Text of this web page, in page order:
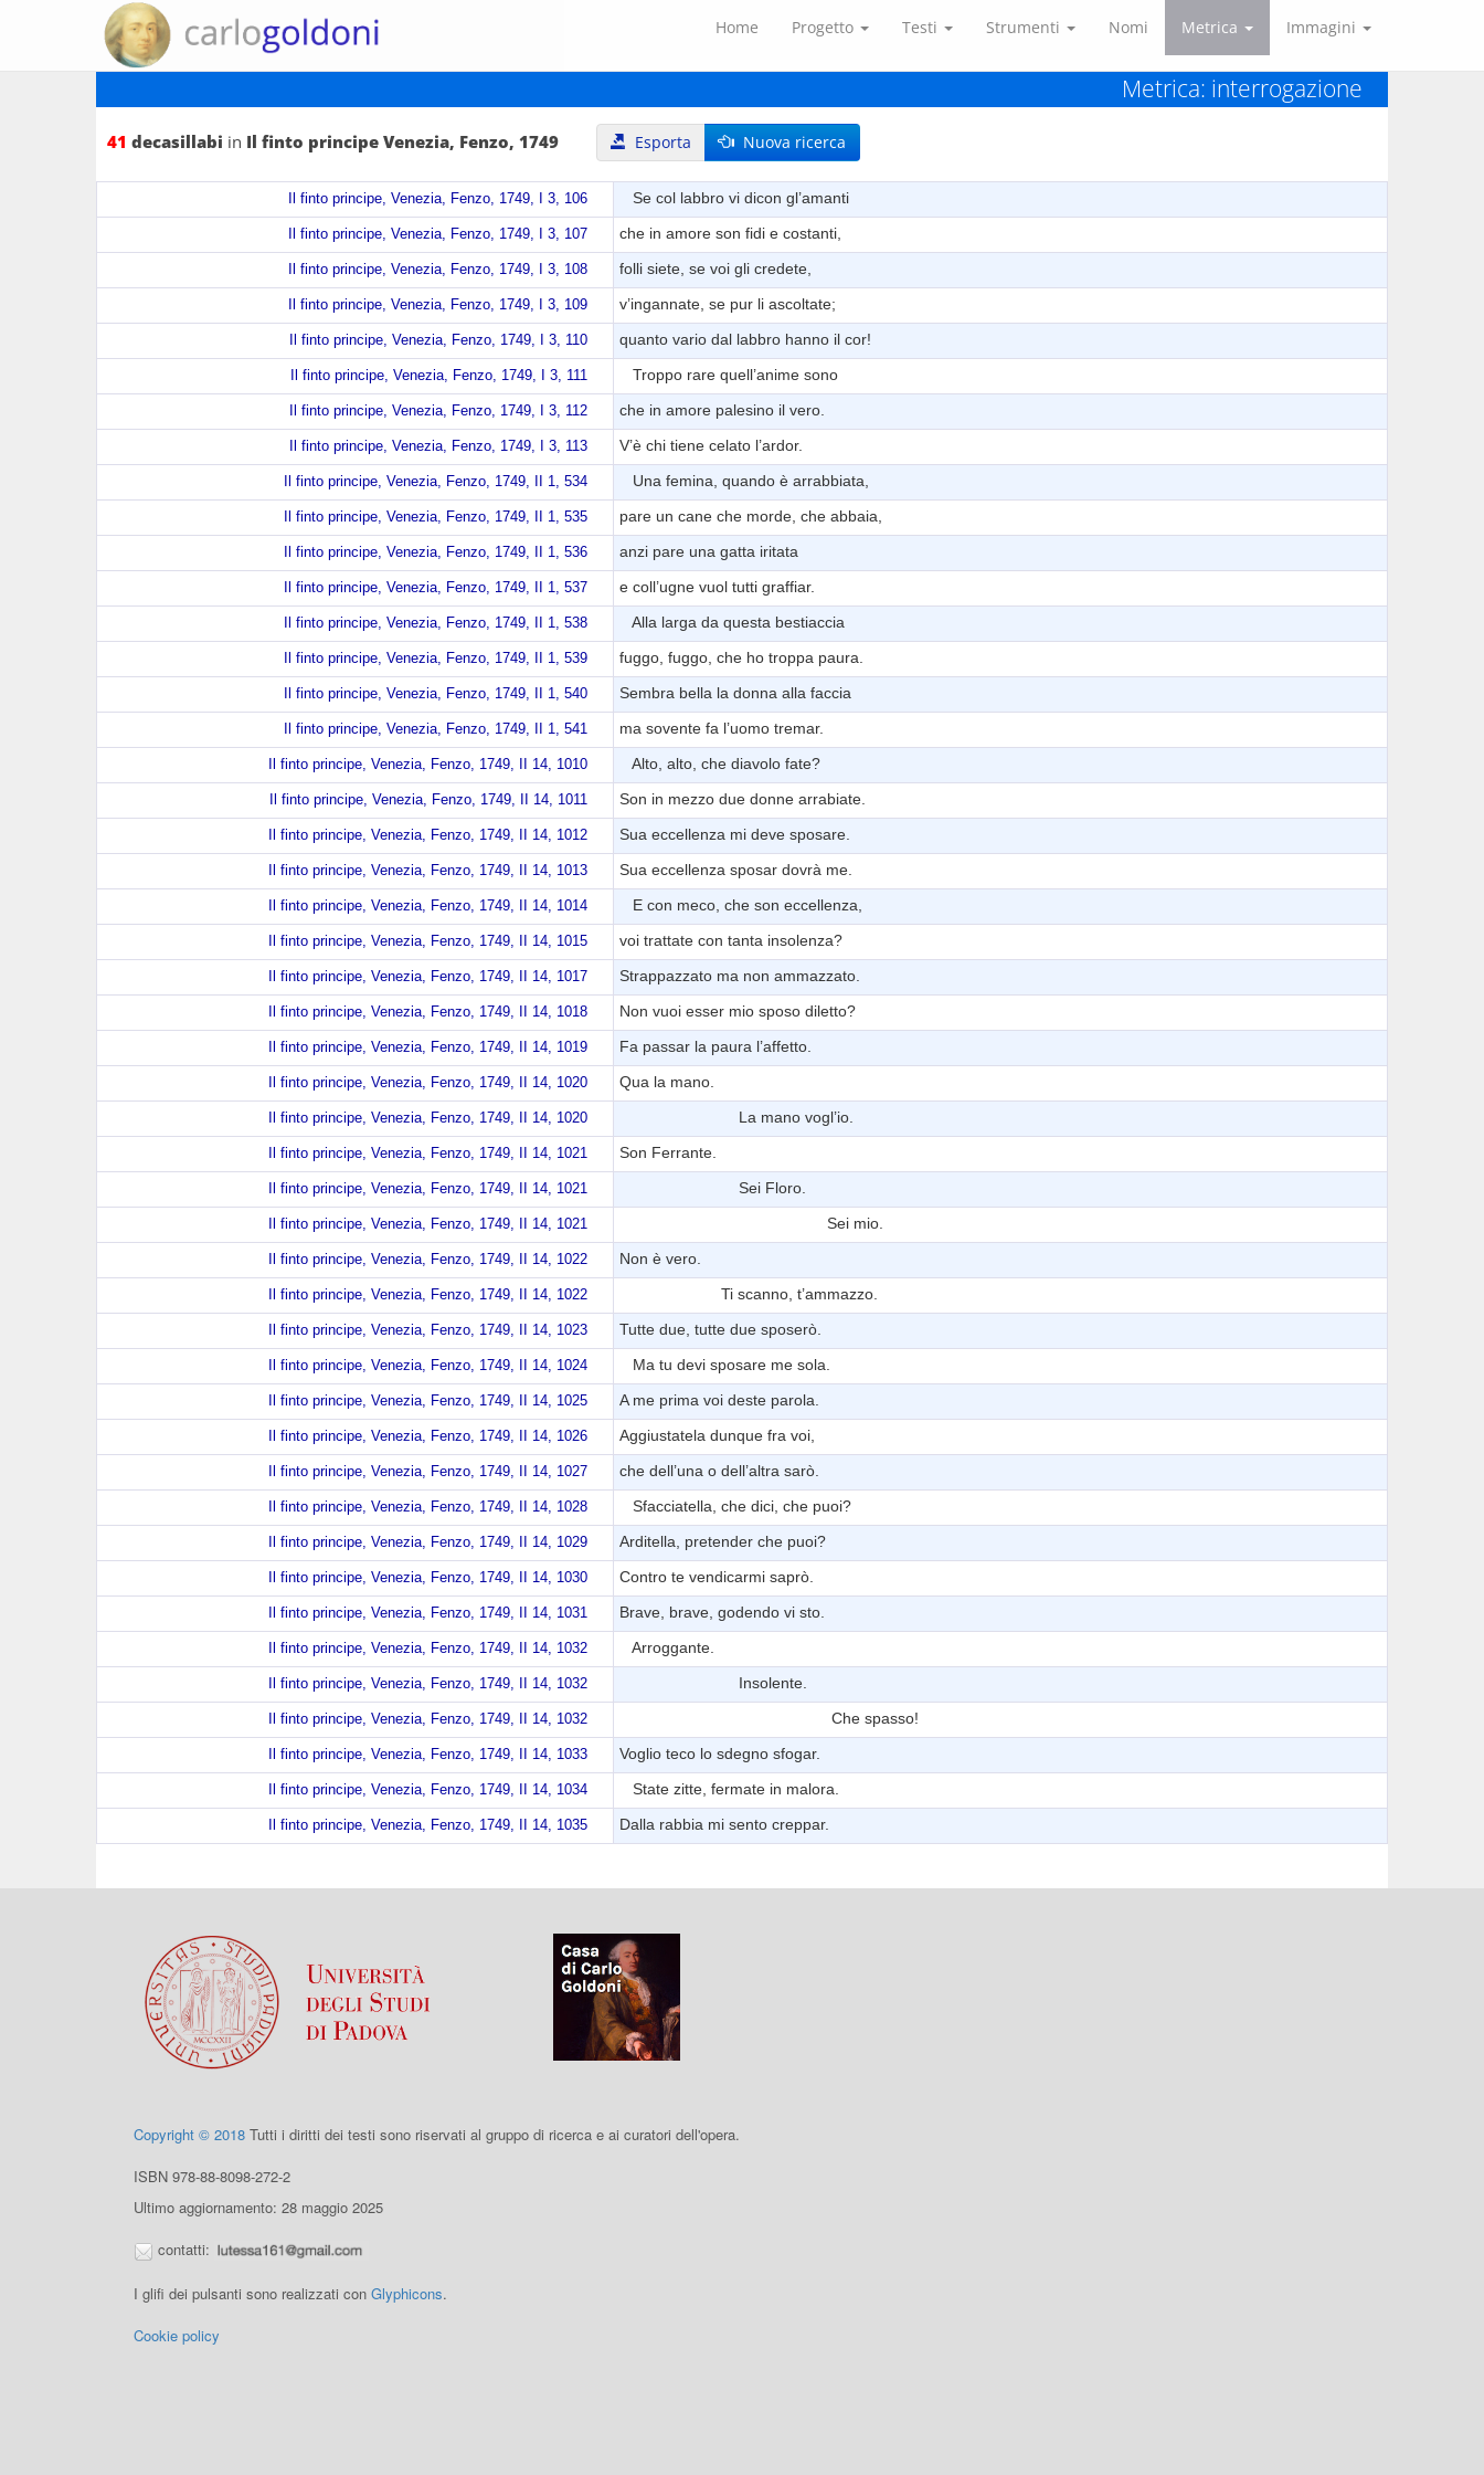
Home Progetto Testi Strumenti Nomi Metrica Immagini
Metrica: interrogazione
41 decasillabi in Il finto principe Venezia, Fenzo, 1749 Esporta Nuova ricerca
Il finto principe, Venezia, Fenzo, 1749, I 3, 106 Se col labbro vi dicon gl’amanti
Il finto principe, Venezia, Fenzo, 1749, I 3, 107 che in amore son fidi e costanti,
Il finto principe, Venezia, Fenzo, 1749, I 3, 108 folli siete, se voi gli credete,
Il finto principe, Venezia, Fenzo, 1749, I 3, 109 v’ingannate, se pur li ascoltate;
Il finto principe, Venezia, Fenzo, 1749, I 3, 110 quanto vario dal labbro hanno il cor!
Il finto principe, Venezia, Fenzo, 1749, I 3, 111 Troppo rare quell’anime sono
Il finto principe, Venezia, Fenzo, 1749, I 3, 112 che in amore palesino il vero.
Il finto principe, Venezia, Fenzo, 1749, I 3, 113 V’è chi tiene celato l’ardor.
Il finto principe, Venezia, Fenzo, 1749, II 1, 534 Una femina, quando è arrabbiata,
Il finto principe, Venezia, Fenzo, 1749, II 1, 535 pare un cane che morde, che abbaia,
Il finto principe, Venezia, Fenzo, 1749, II 1, 536 anzi pare una gatta iritata
Il finto principe, Venezia, Fenzo, 1749, II 1, 537 e coll’ugne vuol tutti graffiar.
Il finto principe, Venezia, Fenzo, 1749, II 1, 538 Alla larga da questa bestiaccia
Il finto principe, Venezia, Fenzo, 1749, II 1, 539 fuggo, fuggo, che ho troppa paura.
Il finto principe, Venezia, Fenzo, 1749, II 1, 540 Sembra bella la donna alla faccia
Il finto principe, Venezia, Fenzo, 1749, II 1, 541 ma sovente fa l’uomo tremar.
Il finto principe, Venezia, Fenzo, 1749, II 14, 1010 Alto, alto, che diavolo fate?
Il finto principe, Venezia, Fenzo, 1749, II 14, 1011 Son in mezzo due donne arrabiate.
Il finto principe, Venezia, Fenzo, 1749, II 14, 1012 Sua eccellenza mi deve sposare.
Il finto principe, Venezia, Fenzo, 1749, II 14, 1013 Sua eccellenza sposar dovrà me.
Il finto principe, Venezia, Fenzo, 1749, II 14, 1014 E con meco, che son eccellenza,
Il finto principe, Venezia, Fenzo, 1749, II 14, 1015 voi trattate con tanta insolenza?
Il finto principe, Venezia, Fenzo, 1749, II 14, 1017 Strappazzato ma non ammazzato.
Il finto principe, Venezia, Fenzo, 1749, II 14, 1018 Non vuoi esser mio sposo diletto?
Il finto principe, Venezia, Fenzo, 1749, II 14, 1019 Fa passar la paura l’affetto.
Il finto principe, Venezia, Fenzo, 1749, II 14, 1020 Qua la mano.
Il finto principe, Venezia, Fenzo, 1749, II 14, 1020 La mano vogl’io.
Il finto principe, Venezia, Fenzo, 1749, II 14, 1021 Son Ferrante.
Il finto principe, Venezia, Fenzo, 1749, II 14, 1021 Sei Floro.
Il finto principe, Venezia, Fenzo, 1749, II 14, 1021 Sei mio.
Il finto principe, Venezia, Fenzo, 1749, II 14, 1022 Non è vero.
Il finto principe, Venezia, Fenzo, 1749, II 14, 1022 Ti scanno, t’ammazzo.
Il finto principe, Venezia, Fenzo, 1749, II 14, 1023 Tutte due, tutte due sposerò.
Il finto principe, Venezia, Fenzo, 1749, II 14, 1024 Ma tu devi sposare me sola.
Il finto principe, Venezia, Fenzo, 1749, II 14, 1025 A me prima voi deste parola.
Il finto principe, Venezia, Fenzo, 1749, II 14, 1026 Aggiustatela dunque fra voi,
Il finto principe, Venezia, Fenzo, 1749, II 14, 1027 che dell’una o dell’altra sarò.
Il finto principe, Venezia, Fenzo, 1749, II 14, 1028 Sfacciatella, che dici, che puoi?
Il finto principe, Venezia, Fenzo, 1749, II 14, 1029 Arditella, pretender che puoi?
Il finto principe, Venezia, Fenzo, 1749, II 14, 1030 Contro te vendicarmi saprò.
Il finto principe, Venezia, Fenzo, 1749, II 14, 1031 Brave, brave, godendo vi sto.
Il finto principe, Venezia, Fenzo, 1749, II 14, 1032 Arroggante.
Il finto principe, Venezia, Fenzo, 1749, II 14, 1032 Insolente.
Il finto principe, Venezia, Fenzo, 1749, II 14, 1032 Che spasso!
Il finto principe, Venezia, Fenzo, 1749, II 14, 1033 Voglio teco lo sdegno sfogar.
Il finto principe, Venezia, Fenzo, 1749, II 14, 1034 State zitte, fermate in malora.
Il finto principe, Venezia, Fenzo, 1749, II 14, 1035 Dalla rabbia mi sento creppar.
Copyright © 2018 Tutti i diritti dei testi sono riservati al gruppo di ricerca e ai curatori dell'opera.
ISBN 978-88-8098-272-2
Ultimo aggiornamento: 28 maggio 2025
contatti:
I glifi dei pulsanti sono realizzati con Glyphicons.
Cookie policy